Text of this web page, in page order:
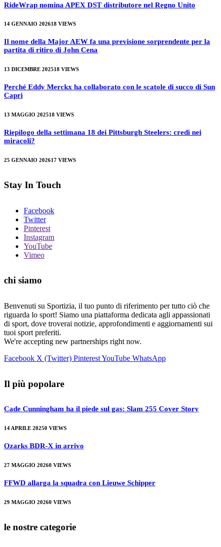
RideWrap nomina APEX DST distributore nel Regno Unito
14 GENNAIO 202618 VIEWS
Il nome della Major AEW fa una previsione sorprendente per la
partita di ritiro di John Cena
13 DICEMBRE 202518 VIEWS
Perché Eddy Merckx ha collaborato con le scatole di succo di Sun
Capri
13 MAGGIO 202518 VIEWS
Riepilogo della settimana 18 dei Pittsburgh Steelers: credi nei
miracoli?
25 GENNAIO 202617 VIEWS
Stay In Touch
Facebook
Twitter
Pinterest
Instagram
YouTube
Vimeo
chi siamo
Benvenuti su Sportizia, il tuo punto di riferimento per tutto ciò che
riguarda lo sport! Siamo una piattaforma dedicata agli appassionati
di sport, dove troverai notizie, approfondimenti e aggiornamenti sui
tuoi sport preferiti.
We're accepting new partnerships right now.
Facebook X (Twitter) PinterestYouTube WhatsApp
Il più popolare
Cade Cunningham ha il piede sul gas: Slam 255 Cover Story
14 APRILE 20250 VIEWS
Ozarks BDR-X in arrivo
27 MAGGIO 20260 VIEWS
FFWD allarga la squadra con Lieuwe Schipper
29 MAGGIO 20260 VIEWS
le nostre categorie